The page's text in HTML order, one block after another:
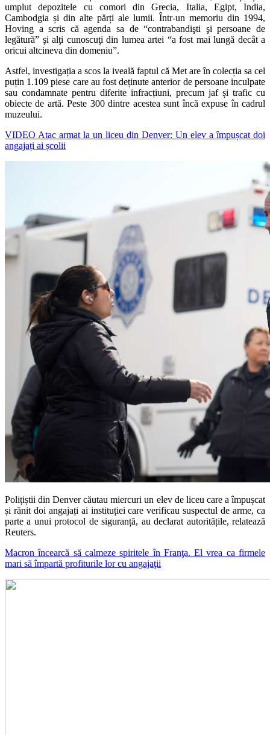
umplut depozitele cu comori din Grecia, Italia, Egipt, India,
Cambodgia și din alte părți ale lumii. Într-un memoriu din 1994,
Hoving a scris că agenda sa de “contrabandişti şi persoane de
legătură” şi alţi cunoscuţi din lumea artei “a fost mai lungă decât a
oricui altcineva din domeniu”.
Astfel, investigația a scos la iveală faptul că Met are în colecția sa cel
puțin 1.109 piese care au fost deținute anterior de persoane inculpate
sau condamnate pentru diferite infracțiuni, precum jaf și trafic cu
obiecte de artă. Peste 300 dintre acestea sunt încă expuse în cadrul
muzeului.
VIDEO Atac armat la un liceu din Denver: Un elev a împușcat doi
angajați ai școlii
Polițiștii din Denver căutau miercuri un elev de liceu care a împușcat
și rănit doi angajați ai instituției care verificau suspectul de arme, ca
parte a unui protocol de siguranță, au declarat autoritățile, relatează
Reuters.
Macron încearcă să calmeze spiritele în Franţa. El vrea ca firmele
mari să împartă profiturile lor cu angajaţii